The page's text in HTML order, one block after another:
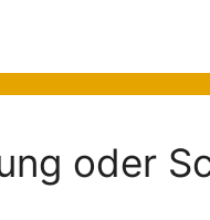
oder